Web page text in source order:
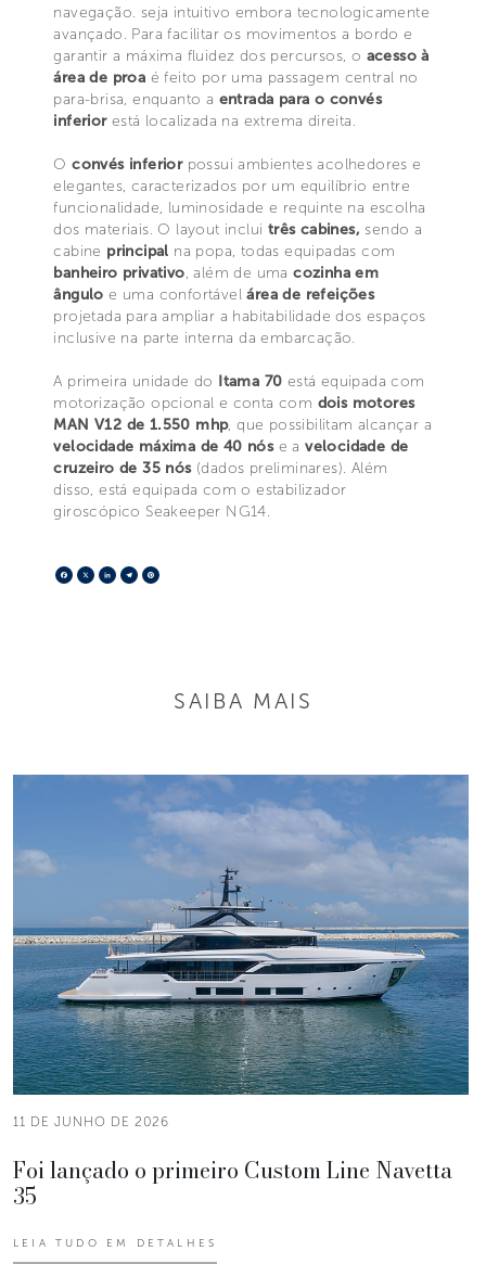
navegação. seja intuitivo embora tecnologicamente
avançado. Para facilitar os movimentos a bordo e
garantir a máxima fluidez dos percursos, o acesso à
área de proa é feito por uma passagem central no
para-brisa, enquanto a entrada para o convés
inferiorestá localizada na extrema direita.
Oconvés inferior possui ambientes acolhedores e
elegantes, caracterizados por um equilíbrio entre
funcionalidade, luminosidade e requinte na escolha
dos materiais. O layout inclui três cabines, sendo a
cabine principal na popa, todas equipadas com
banheiro privativo, além de umacozinha em
ânguloe uma confortávelárea de refeições
projetada para ampliar a habitabilidade dos espaços
inclusive na parte interna da embarcação.
A primeira unidade do Itama 70 está equipada com
motorização opcional e conta com dois motores
MAN V12 de 1.550 mhp, que possibilitam alcançar a
velocidade máxima de 40 nóse avelocidade de
cruzeiro de 35 nós(dados preliminares). Além
disso, está equipada com o estabilizador
giroscópico Seakeeper NG14.
Facebook
X LinkedIn
Telegram
SAIBA MAIS
11 DE JUNHO DE 2026
Foi lançado o primeiro Custom Line Navetta
35
LEIA TUDO EM DETALHES